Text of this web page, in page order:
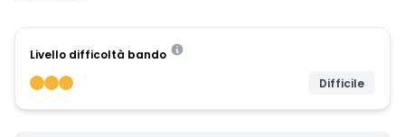
Livello difficoltà bando
Difficile